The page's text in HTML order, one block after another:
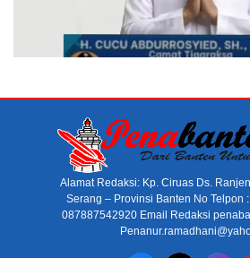
Alamat Redaksi: Kp. Ciruas Ds.
Serang – Provinsi Banten No Telpon
087887542920 Email Redaksi